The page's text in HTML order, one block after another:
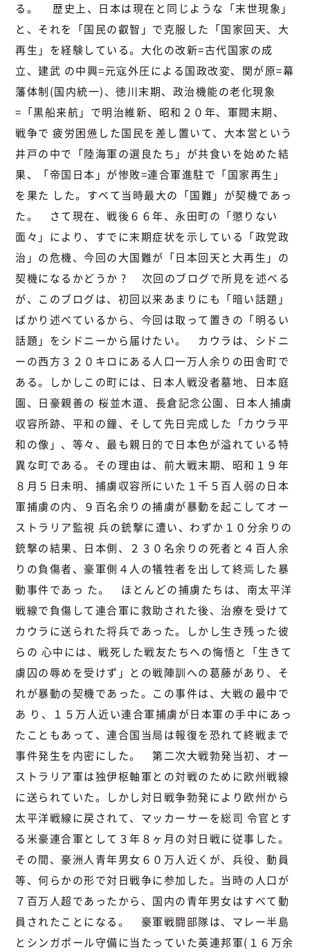
る。 歴史上、日本は現在と同じような「末世現象」
と、それを「国民の叡智」で克服した「国家回天、大
再生」を経験している。大化の改新=古代国家の成
立、建武 の中興=元寇外圧による国政改変、関が原=幕
藩体制(国内統一)、徳川末期、政治機能の老化現象
=「黒船来航」で明治維新、昭和２０年、軍閥末期、
戦争で 疲労困憊した国民を差し置いて、大本営という
井戸の中で「陸海軍の選良たち」が共食いを始めた結
果、「帝国日本」が惨敗=連合軍進駐で「国家再生」
を果た した。すべて当時最大の「国難」が契機であっ
た。 さて現在、戦後６６年、永田町の「懲りない
面々」により、すでに末期症状を示している「政党政
治」の危機、今回の大国難が「日本回天と大再生」の
契機になるかどうか ? 次回のブログで所見を述べる
が、このブログは、初回以来あまりにも「暗い話題」
ばかり述べているから、今回は取って置きの「明るい
話題」をシドニーから届けたい。 カウラは、シドニ
ーの西方３２０キロにある人口一万人余りの田舎町で
ある。しかしこの町には、日本人戦没者墓地、日本庭
園、日豪親善の 桜並木道、長倉記念公園、日本人捕虜
収容所跡、平和の鐘、そして先日完成した「カウラ平
和の像」、等々、最も親日的で日本色が溢れている特
異な町である。その理由は、前大戦末期、昭和１９年
８月５日未明、捕虜収容所にいた１千５百人弱の日本
軍捕虜の内、９百名余りの捕虜が暴動を起こしてオー
ストラリア監視 兵の銃撃に遭い、わずか１０分余りの
銃撃の結果、日本側、２３０名余りの死者と４百人余
りの負傷者、豪軍側４人の犠牲者を出して終焉した暴
動事件であっ た。 ほとんどの捕虜たちは、南太平洋
戦線で負傷して連合軍に救助された後、治療を受けて
カウラに送られた将兵であった。しかし生き残った彼
らの 心中には、戦死した戦友たちへの悔悟と「生きて
虜囚の辱めを受けず」との戦陣訓への葛藤があり、そ
れが暴動の契機であった。この事件は、大戦の最中で
あ り、１５万人近い連合軍捕虜が日本軍の手中にあっ
たこともあって、連合国当局は報復を恐れて終戦まで
事件発生を内密にした。 第二次大戦勃発当初、オー
ストラリア軍は独伊枢軸軍との対戦のために欧州戦線
に送られていた。しかし対日戦争勃発により欧州から
太平洋戦線に戻されて、マッカーサーを総司 令官とす
る米豪連合軍として３年８ヶ月の対日戦に従事した。
その間、豪洲人青年男女６０万人近くが、兵役、動員
等、何らかの形で対日戦争に参加した。当時の人口が
７百万人超であったから、国内の青年男女はすべて動
員されたことになる。 豪軍戦闘部隊は、マレー半島
とシンガポール守備に当たっていた英連邦軍(１６万余